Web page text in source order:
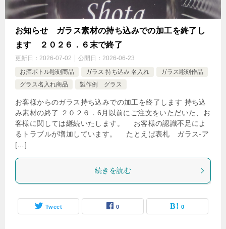
お知らせ ガラス素材の持ち込みでの加工を終了し
ます ２０２６．６末で終了
更新日： 2026-07-02 公開日： 2026-06-23
お酒ボトル彫刻商品
ガラス 持ち込み 名入れ
ガラス彫刻作品
グラス名入れ商品
製作例 グラス
お客様からのガラス持ち込みでの加工を終了します 持ち込
み素材の終了 ２０２６．6月以前にご注文をいただいた、お
客様に関しては継続いたします。 お客様の認識不足によ
るトラブルが増加しています。 たとえば表札 ガラス-ア
[…]
続きを読む
Tweet 0 0